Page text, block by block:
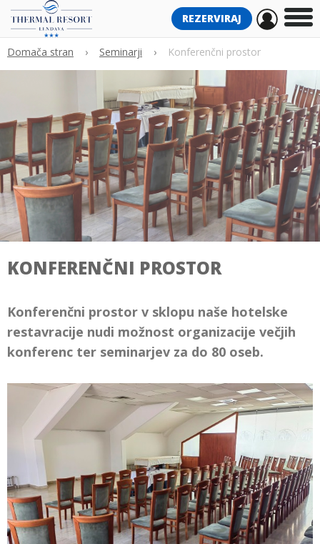
REZERVIRAJ
Domača stran › Seminarji › Konferenčni prostor
KONFERENČNI PROSTOR
Konferenčni prostor v sklopu naše hotelske
restavracije nudi možnost organizacije večjih
konferenc ter seminarjev za do 80 oseb.